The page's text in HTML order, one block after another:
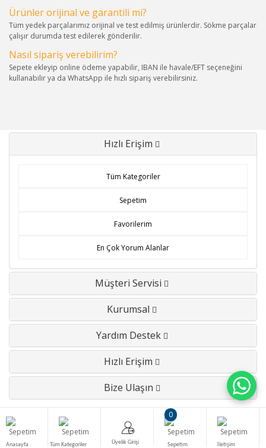
Ürünler orijinal ve garantili mi?
Tüm yedek parçalarımız orijinal ve test edilmiş ürünlerdir. Sökme parçalar
çalışır durumda test edilerek gönderilir.
Nasıl sipariş verebilirim?
Sepete ekleyip online ödeme yapabilir, IBAN ile havale/EFT seçeneğini
kullanabilir ya da WhatsApp ile hızlı sipariş verebilirsiniz.
Anasayfa Tüm Kategoriler Üyelik Girişi
0
Sepetim İletişim
Hızlı Erişim
Tüm Kategoriler
Sepetim
Favorilerim
En Çok Yorum Alanlar
Müşteri Servisi
Kurumsal
Yardım Destek
Hızlı Erişim
Bize Ulaşın
Tv Onarım - Tv Parçaları - Televizyon Yedek parçaları © 2026 - Tüm Hakları
Saklıdır.